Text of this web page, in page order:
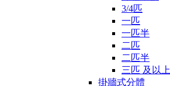
3/4匹
一匹
一匹半
二匹
二匹半
三匹 及以上
掛牆式分體